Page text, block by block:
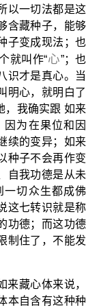
以一切法都是这
含藏种子，能够
子变成现法；也
就叫作“心”；也
识才是真心。当
明心，就明白了
，我确实跟 如来
为在果位和因
续的变异；如来
种子不会再作变
自我功德是从未
一切众生都成佛
这七转识就是称
功德；而这功德
制住了，不能发
来藏心体来说，
本自含有这种种